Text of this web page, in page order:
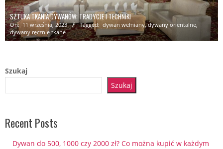
SZTUKA TKANIA DYWANÓW: TRADYCJE I TECHNIKI
On: 11 września, 2023 Tagged: dywan wełniany,dywany orientalne,
dywany ręcznie tkane
Szukaj
Szukaj
Recent Posts
Dywan do 500, 1000 czy 2000 zł? Co można kupić w każdym